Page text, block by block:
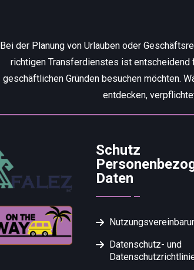
Bei der Planung von Urlauben oder
richtigen Transferdienstes ist entscheidend
geschäftlichen Gründen besuchen möchten.
entdecken,
Schutz
Daten
Datenschutz- und